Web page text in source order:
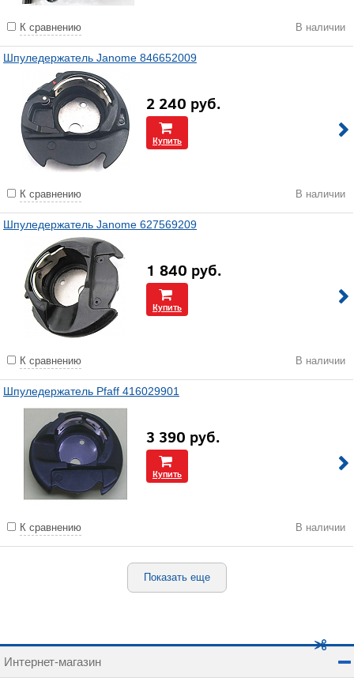
К сравнению В наличии
Шпуледержатель Janome 846652009
2 240 руб.
Купить
К сравнению В наличии
Шпуледержатель Janome 627569209
1 840 руб.
Купить
К сравнению В наличии
Шпуледержатель Pfaff 416029901
3 390 руб.
Купить
К сравнению В наличии
Показать еще
Интернет-магазин